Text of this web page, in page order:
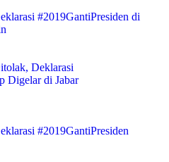
#2019GantiPresiden di
Deklarasi
Digelar di Jabar
#2019GantiPresiden